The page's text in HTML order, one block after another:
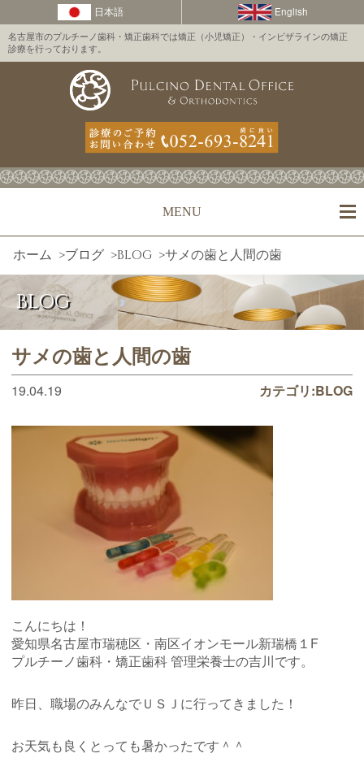
名古屋市のプルチーノ歯科・矯正歯科では矯正（小児矯正）・インビザラインの矯正
診療を行っております。
MENU
ホーム >ブログ >BLOG >サメの歯と人間の歯
BLOG
サメの歯と人間の歯
19.04.19 カテゴリ:BLOG
こんにちは！
愛知県名古屋市瑞穂区・南区イオンモール新瑞橋１F
プルチーノ歯科・矯正歯科 管理栄養士の吉川です。
昨日、職場のみんなでＵＳＪに行ってきました！
お天気も良くとっても暑かったです＾＾